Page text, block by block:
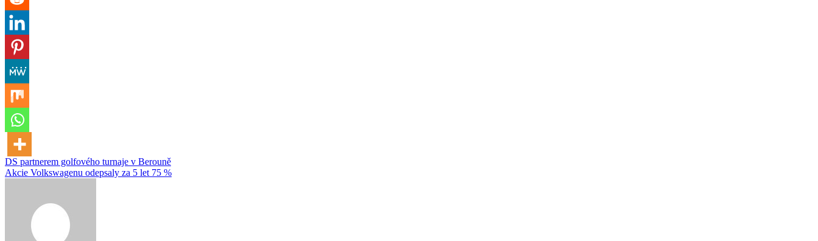
Navigace
pro
DS partnerem golfového turnaje v Berouně
Akcie Volkswagenu odepsaly za 5 let 75 %